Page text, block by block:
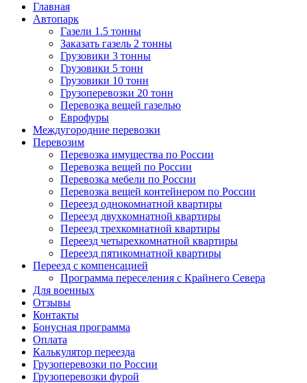
Главная
Автопарк
Газели 1.5 тонны
Заказать газель 2 тонны
Грузовики 3 тонны
Грузовики 5 тонн
Грузовики 10 тонн
Грузоперевозки 20 тонн
Перевозка вещей газелью
Еврофуры
Междугородние перевозки
Перевозим
Перевозка имущества по России
Перевозка вещей по России
Перевозка мебели по России
Перевозка вещей контейнером по России
Переезд однокомнатной квартиры
Переезд двухкомнатной квартиры
Переезд трехкомнатной квартиры
Переезд четырехкомнатной квартиры
Переезд пятикомнатной квартиры
Переезд с компенсацией
Программа переселения с Крайнего Севера
Для военных
Отзывы
Контакты
Бонусная программа
Оплата
Калькулятор переезда
Грузоперевозки по России
Грузоперевозки фурой